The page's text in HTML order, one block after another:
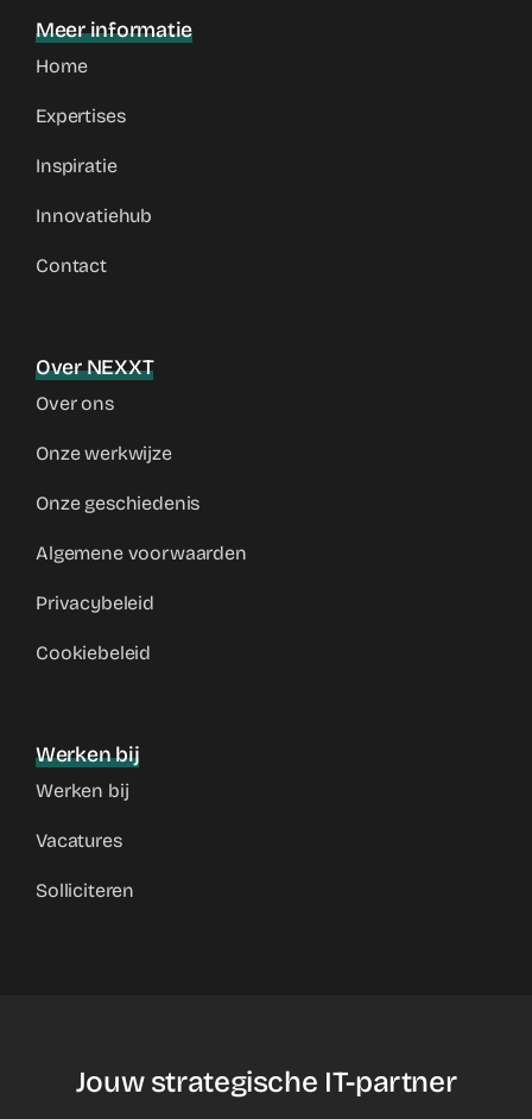
Meer informatie
Home
Expertises
Inspiratie
Innovatiehub
Contact
Over NEXXT
Over ons
Onze werkwijze
Onze geschiedenis
Algemene voorwaarden
Privacybeleid
Cookiebeleid
Werken bij
Werken bij
Vacatures
Solliciteren
Jouw strategische IT-partner